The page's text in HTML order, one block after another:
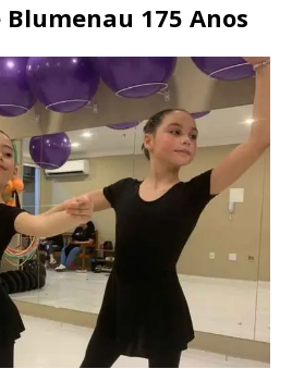
175 Anos